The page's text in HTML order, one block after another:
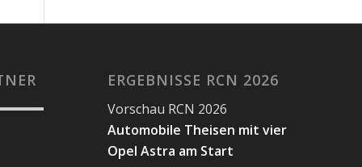
ERGEBNISSE RCN 2026
Vorschau RCN 2026
Automobile Theisen mit vier
Opel Astra am Start